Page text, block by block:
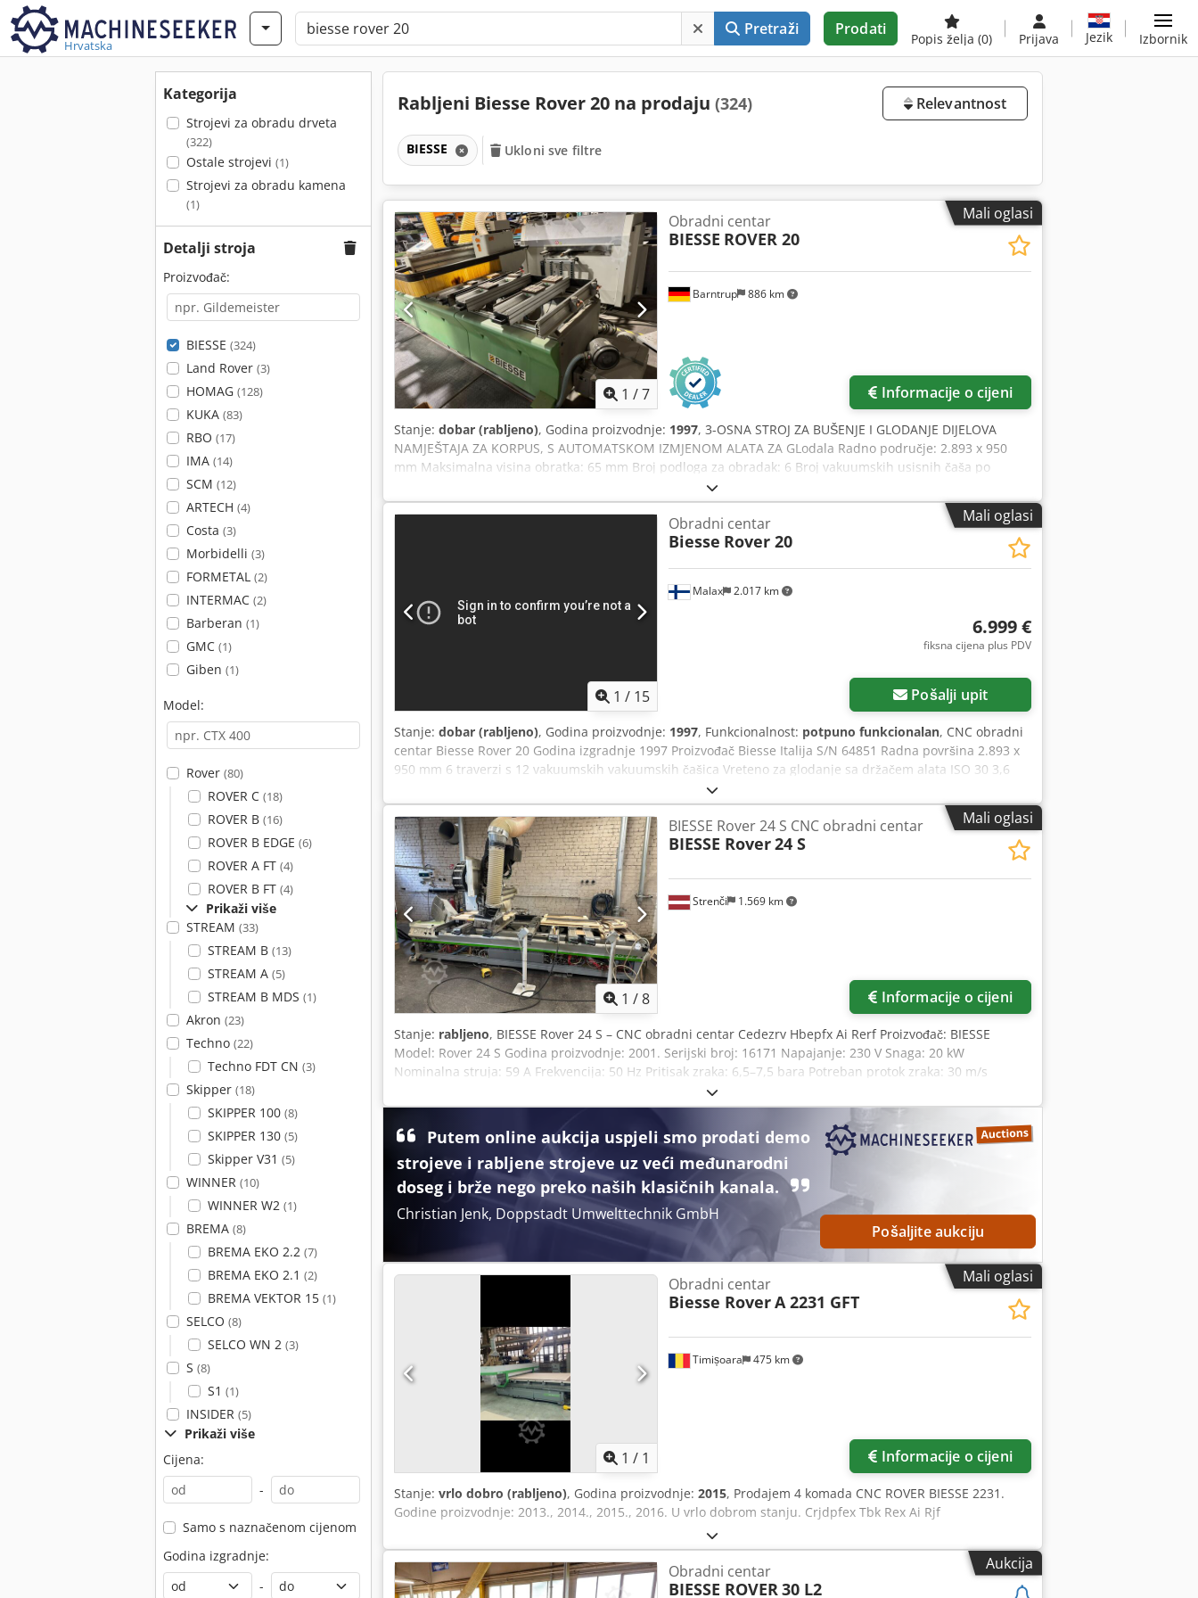
Hrvatska
Pretraži Prodati
Popis želja (0) Prijava Jezik Izbornik
Kategorija
Strojevi za obradu drveta
(322)
Ostale strojevi (1)
Strojevi za obradu kamena
(1)
Detalji stroja
Proizvođač:
BIESSE (324)
Land Rover (3)
HOMAG (128)
KUKA (83)
RBO (17)
IMA (14)
SCM (12)
ARTECH (4)
Costa (3)
Morbidelli (3)
FORMETAL (2)
INTERMAC (2)
Barberan (1)
GMC (1)
Giben (1)
Model:
Rover (80)
ROVER C (18)
ROVER B (16)
ROVER B EDGE (6)
ROVER A FT (4)
ROVER B FT (4)
Prikaži više
STREAM (33)
STREAM B (13)
STREAM A (5)
STREAM B MDS (1)
Akron (23)
Techno (22)
Techno FDT CN (3)
Skipper (18)
SKIPPER 100 (8)
SKIPPER 130 (5)
Skipper V31 (5)
WINNER (10)
WINNER W2 (1)
BREMA (8)
BREMA EKO 2.2 (7)
BREMA EKO 2.1 (2)
BREMA VEKTOR 15 (1)
SELCO (8)
SELCO WN 2 (3)
S (8)
S1 (1)
INSIDER (5)
Prikaži više
Cijena:
-
Samo s naznačenom cijenom
Godina izgradnje:
-
Rabljeni Biesse Rover 20 na prodaju (324) Relevantnost
BIESSE Ukloni sve filtre
Mali oglasi
1 /7
Barntrup 886 km
Obradni centar
BIESSE ROVER 20
Informacije o cijeni
Stanje: dobar (rabljeno), Godina proizvodnje: 1997, 3-OSNA STROJ ZA BUŠENJE I GLODANJE DIJELOVA
NAMJEŠTAJA ZA KORPUS, S AUTOMATSKOM IZMJENOM ALATA ZA GLodala Radno područje: 2.893 x 950
mm Maksimalna visina obratka: 65 mm Broj podloga za obradak: 6 Broj vakuumskih usisnih čaša po
podlozi: 2 1 glodalni motor, 6,8 kW Visina prolaza između površine za postavljanje alata motora do gornjeg
ruba vakuumskih usisnih čaša cca 250 mm 2 izmjenjivača alata: 3-dijelni mobilni i 4-dijelni bočni Fiksna
utorna pila u X Broj vertikalnih bušećih glava: 10 Broj horizontalnih bušećih glava: X 2 + 2, Y 1+1 Crjdpfjy
Iaihsx Ai Rsf Vakuum pumpa 100 cbm/h Upravljanje: NC 410 Zaštita protukliznim podlogama ispred stroja
Mali oglasi
1 / 15
Malax 2.017 km
Obradni centar
Biesse Rover 20
6.999 €
fiksna cijena plus PDV
Pošalji upit
Stanje: dobar (rabljeno), Godina proizvodnje: 1997, Funkcionalnost: potpuno funkcionalan, CNC obradni
centar Biesse Rover 20 Godina izgradnje 1997 Proizvođač Biesse Italija S/N 64851 Radna površina 2.893 x
950 mm 6 traverzi s 12 vakuumskih vakuumskih čašica Vreteno za glodanje sa držačem alata ISO 30 3,6
kW, Codotpuu Djpfx Ai Rjrf Jedinica za bušenje: 10 vertikalnih bušilica 6 horizontalnih bušilica pila za
utore, 6-struki izmjenjivač alata. NC410 kontrola Ekran u boji Ukupna potrošnja energije 10 Kw 400V, 50Hz
sa sigurnosnom ogradom (nije na slikama) Tepisi s 3 koraka s Becker vakuum pumpom, 3,0 kW Označeno
CE 1900 kg
Mali oglasi
1 /8
Strenči 1.569 km
BIESSE Rover 24 S CNC obradni centar
BIESSE Rover24 S
Informacije o cijeni
Stanje: rabljeno, BIESSE Rover 24 S – CNC obradni centar Cedezrv Hbepfx Ai Rerf Proizvođač: BIESSE
Model: Rover 24 S Godina proizvodnje: 2001. Serijski broj: 16171 Napajanje: 230 V Snaga: 20 kW
Nominalna struja: 59 A Frekvencija: 50 Hz Pritisak zraka: 6,5–7,5 bara Potreban protok zraka: 30 m/s
Putem online aukcija uspjeli smo prodati demo
strojeve i rabljene strojeve uz veći međunarodni
doseg i brže nego preko naših klasičnih kanala.
Christian Jenk, Doppstadt Umwelttechnik GmbH
Pošaljite aukciju
Mali oglasi
1 / 1
Timișoara 475 km
Obradni centar
Biesse RoverA 2231 GFT
Informacije o cijeni
Stanje: vrlo dobro (rabljeno), Godina proizvodnje: 2015, Prodajem 4 komada CNC ROVER BIESSE 2231.
Godine proizvodnje: 2013., 2014., 2015., 2016. U vrlo dobrom stanju. Crjdpfex Tbk Rex Ai Rjf
Aukcija
Obradni centar
BIESSE ROVER 30 L2